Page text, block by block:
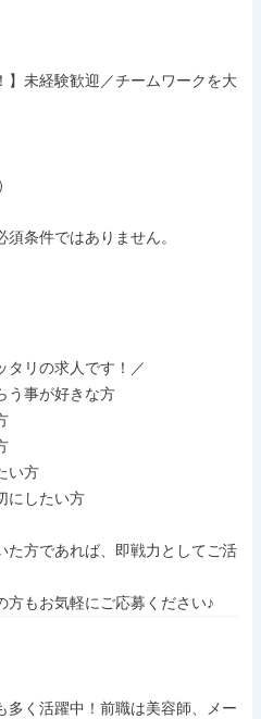
】未経験歓迎／チームワークを大
条件ではありません。
タリの求人です！／
う事が好きな方
い方
にしたい方
た方であれば、即戦力としてご活
方もお気軽にご応募ください♪
多く活躍中！前職は美容師、メー